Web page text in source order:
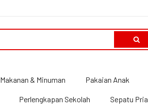
Makanan & Minuman Pakaian Anak
Perlengkapan Sekolah Sepatu Pria